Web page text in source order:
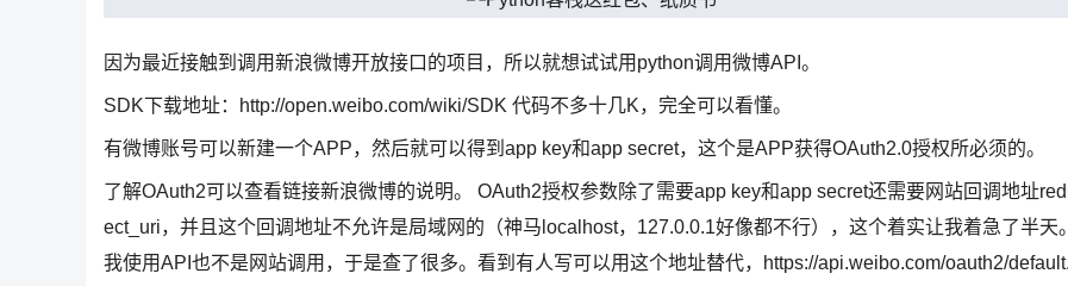
因为最近接触到调用新浪微博开放接口的项目，所以就想试试用python调用微博API。
SDK下载地址：http://open.weibo.com/wiki/SDK 代码不多十几K，完全可以看懂。
有微博账号可以新建一个APP，然后就可以得到app key和app secret，这个是APP获得OAuth2.0授权所必须的。
了解OAuth2可以查看链接新浪微博的说明。 OAuth2授权参数除了需要app key和app secret还需要网站回调地址
ect_uri，并且这个回调地址不允许是局域网的（神马localhost，127.0.0.1好像都不行），这个着实让我着急了半天。
我使用API也不是网站调用，于是查了很多。看到有人写可以用这个地址替代，https://api.weibo.com/oauth2/default.